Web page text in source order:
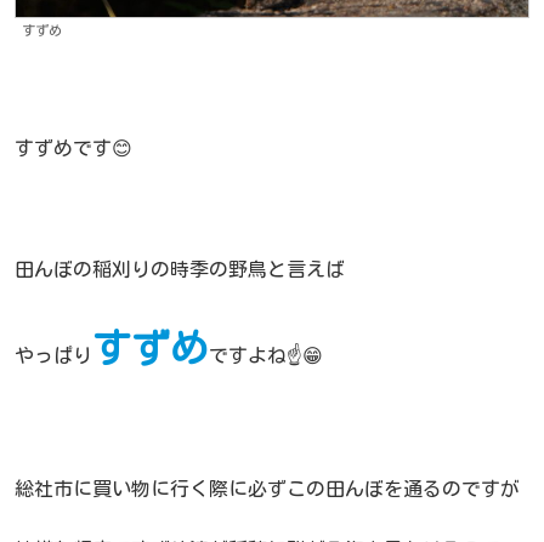
すずめ
すずめです😊
田んぼの稲刈りの時季の野鳥と言えば
やっぱり すずめですよね☝️😁
総社市に買い物に行く際に必ずこの田んぼを通るのですが